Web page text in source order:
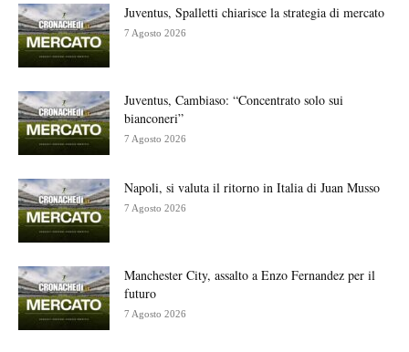
Juventus, Spalletti chiarisce la strategia di mercato
7 Agosto 2026
Juventus, Cambiaso: “Concentrato solo sui
bianconeri”
7 Agosto 2026
Napoli, si valuta il ritorno in Italia di Juan Musso
7 Agosto 2026
Manchester City, assalto a Enzo Fernandez per il
futuro
7 Agosto 2026